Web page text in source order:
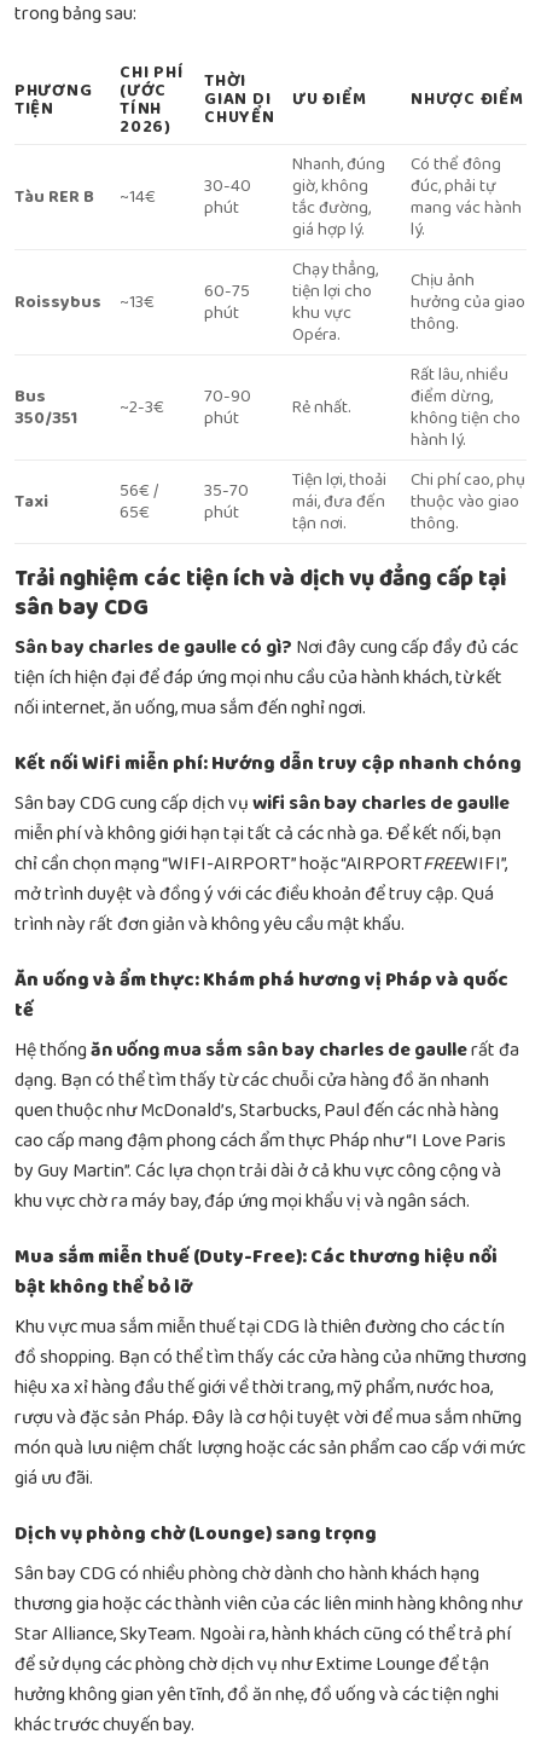
trong bảng sau:
PHƯƠNG
TIỆN
CHI PHÍ
(ƯỚC
TÍNH
2026)
THỜI
GIAN DI
CHUYỂN
ƯU ĐIỂM NHƯỢC ĐIỂM
Tàu RER B ~14€ 30-40
phút
Nhanh, đúng
giờ, không
tắc đường,
giá hợp lý.
Có thể đông
đúc, phải tự
mang vác hành
lý.
Roissybus ~13€ 60-75
phút
Chạy thẳng,
tiện lợi cho
khu vực
Opéra.
Chịu ảnh
hưởng của giao
thông.
Bus
350/351 ~2-3€ 70-90
phút Rẻ nhất.
Rất lâu, nhiều
điểm dừng,
không tiện cho
hành lý.
Taxi 56€ /
65€
35-70
phút
Tiện lợi, thoải
mái, đưa đến
tận nơi.
Chi phí cao, phụ
thuộc vào giao
thông.
Trải nghiệm các tiện ích và dịch vụ đẳng cấp tại
sân bay CDG
Sân bay charles de gaulle có gì? Nơi đây cung cấp đầy đủ các
tiện ích hiện đại để đáp ứng mọi nhu cầu của hành khách, từ kết
nối internet, ăn uống, mua sắm đến nghỉ ngơi.
Kết nối Wifi miễn phí: Hướng dẫn truy cập nhanh chóng
Sân bay CDG cung cấp dịch vụwifi sân bay charles de gaulle
miễn phí và không giới hạn tại tất cả các nhà ga. Để kết nối, bạn
chỉ cần chọn mạng “WIFI-AIRPORT” hoặc “AIRPORTFREEWIFI”,
mở trình duyệt và đồng ý với các điều khoản để truy cập. Quá
trình này rất đơn giản và không yêu cầu mật khẩu.
Ăn uống và ẩm thực: Khám phá hương vị Pháp và quốc
tế
Hệ thốngăn uống mua sắm sân bay charles de gaullerất đa
dạng. Bạn có thể tìm thấy từ các chuỗi cửa hàng đồ ăn nhanh
quen thuộc như McDonald’s, Starbucks, Paul đến các nhà hàng
cao cấp mang đậm phong cách ẩm thực Pháp như “I Love Paris
by Guy Martin”. Các lựa chọn trải dài ở cả khu vực công cộng và
khu vực chờ ra máy bay, đáp ứng mọi khẩu vị và ngân sách.
Mua sắm miễn thuế (Duty-Free): Các thương hiệu nổi
bật không thể bỏ lỡ
Khu vực mua sắm miễn thuế tại CDG là thiên đường cho các tín
đồ shopping. Bạn có thể tìm thấy các cửa hàng của những thương
hiệu xa xỉ hàng đầu thế giới về thời trang, mỹ phẩm, nước hoa,
rượu và đặc sản Pháp. Đây là cơ hội tuyệt vời để mua sắm những
món quà lưu niệm chất lượng hoặc các sản phẩm cao cấp với mức
giá ưu đãi.
Dịch vụ phòng chờ (Lounge) sang trọng
Sân bay CDG có nhiều phòng chờ dành cho hành khách hạng
thương gia hoặc các thành viên của các liên minh hàng không như
Star Alliance, SkyTeam. Ngoài ra, hành khách cũng có thể trả phí
để sử dụng các phòng chờ dịch vụ như Extime Lounge để tận
hưởng không gian yên tĩnh, đồ ăn nhẹ, đồ uống và các tiện nghi
khác trước chuyến bay.